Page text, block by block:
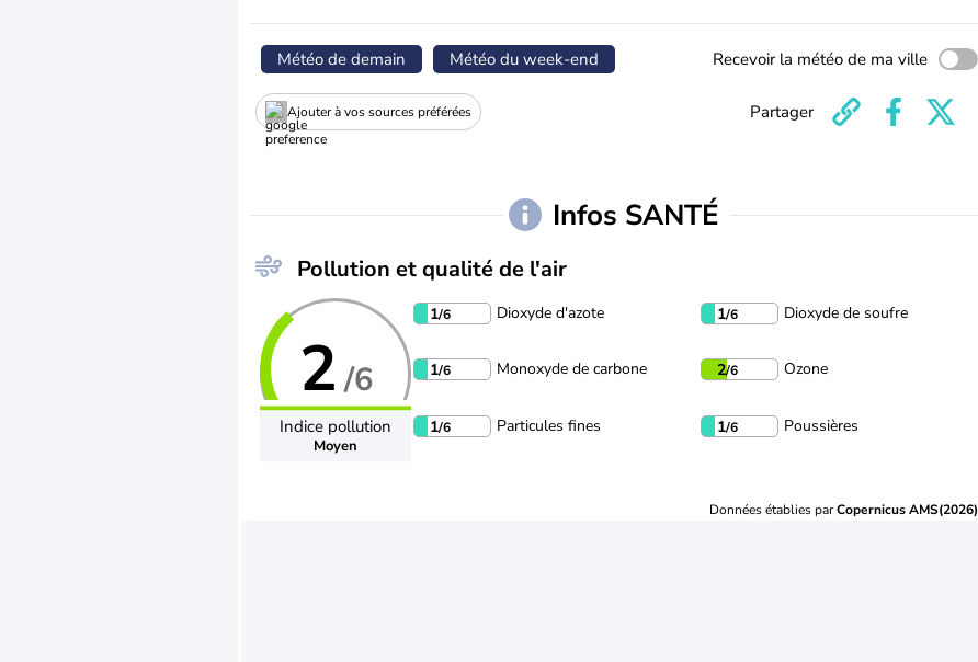
Météo de demain Météo du week-end Recevoir la météo de ma ville
Ajouter à vos sources préférées Partager
Infos SANTÉ
Pollution et qualité de l'air
2 /6
Indice pollution
Moyen
1/6 Dioxyde d'azote 1/6 Dioxyde de soufre
1/6 Monoxyde de carbone 2/6 Ozone
1/6 Particules fines 1/6 Poussières
Données établies parCopernicus AMS(2026)